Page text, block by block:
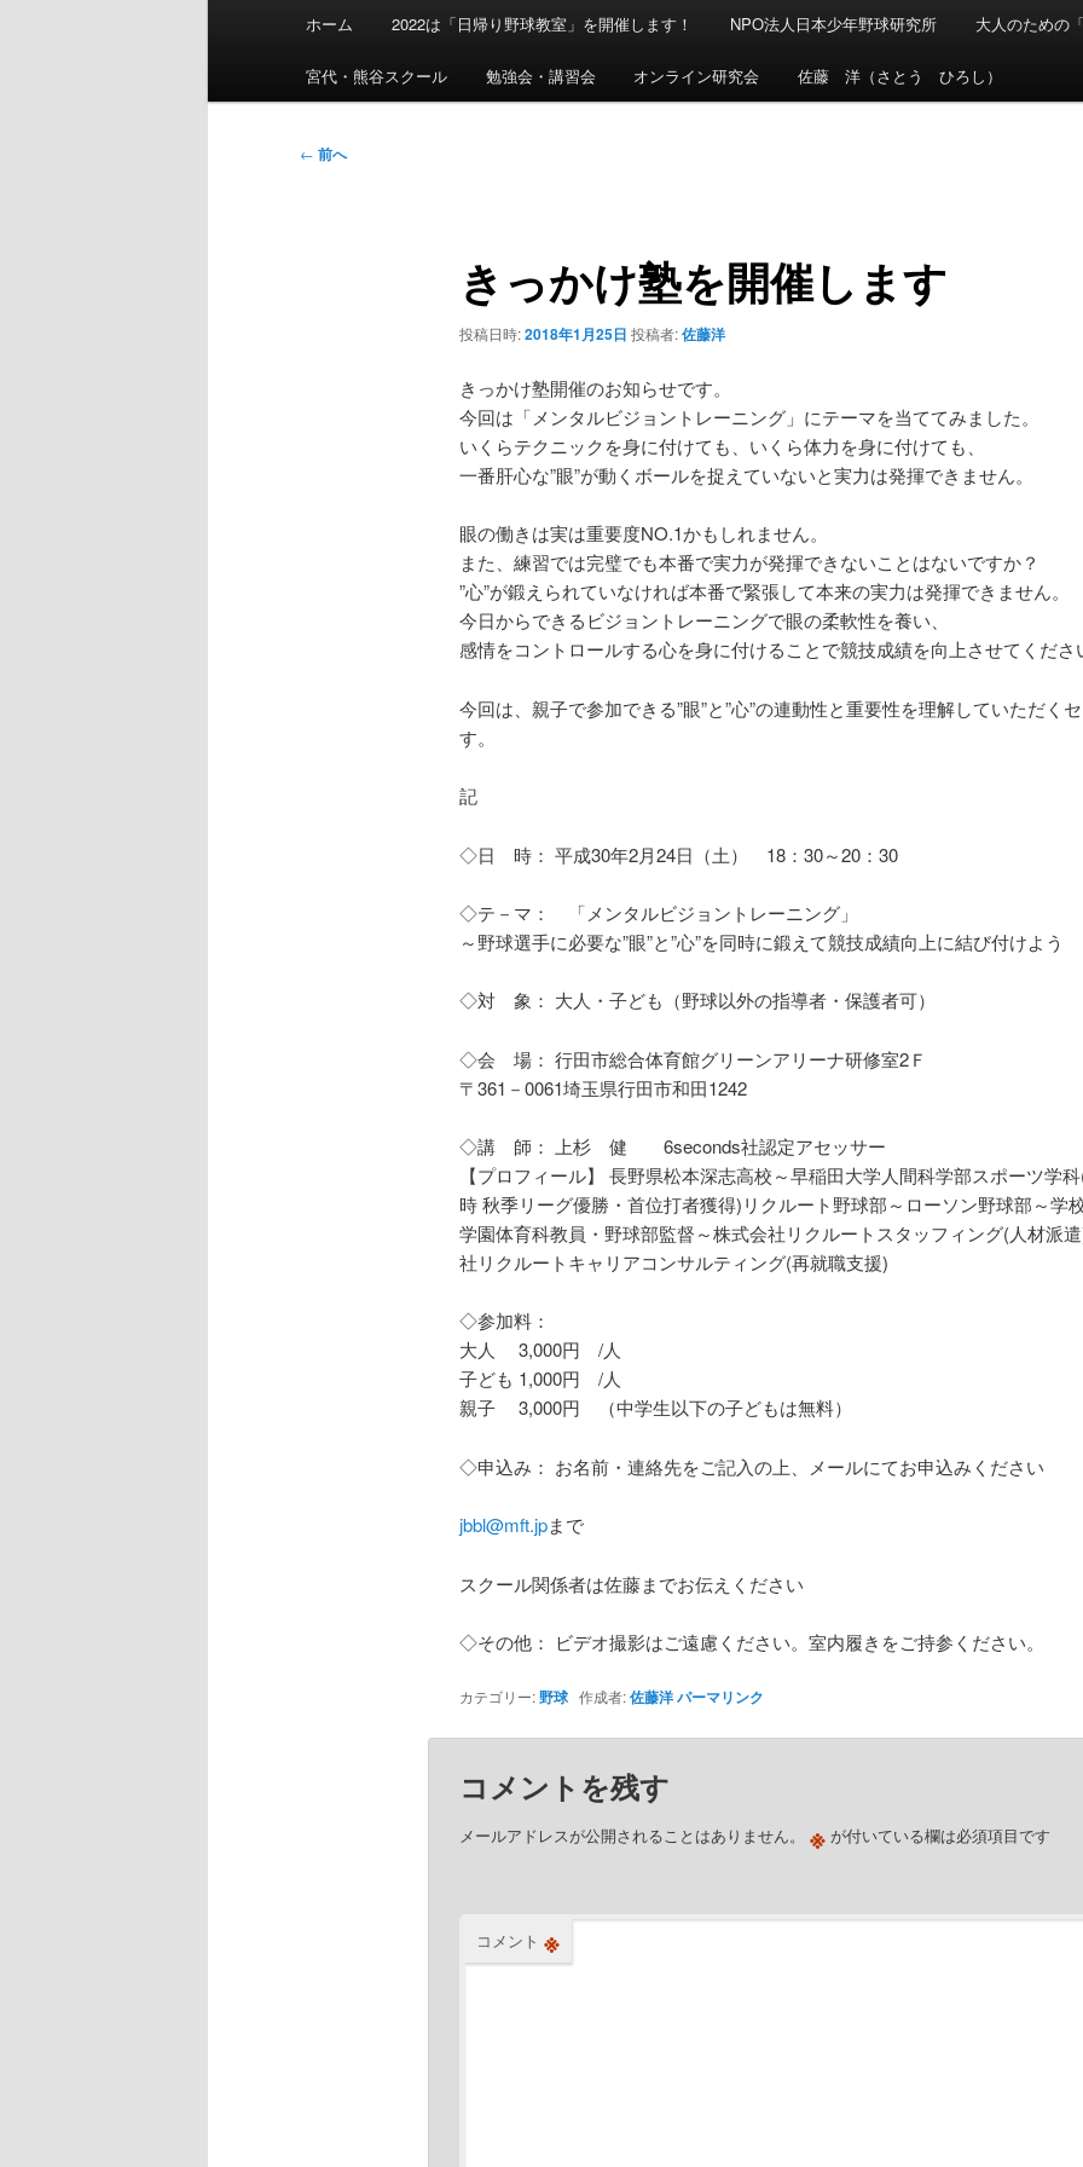
メ
ホーム 2022は「日帰り野球教室」を開催します！ NPO法人日本少年野球研究所 大人のための
宮代・熊谷スクール 勉強会・講習会 オンライン研究会 佐藤 洋（さとう ひろし）
投
← 前へ
きっかけ塾を開催します
投稿日時:2018年1月25日 投稿者:佐藤洋
きっかけ塾開催のお知らせです。
今回は「メンタルビジョントレーニング」にテーマを当ててみました。
いくらテクニックを身に付けても、いくら体力を身に付けても、
一番肝心な”眼”が動くボールを捉えていないと実力は発揮できません。
眼の働きは実は重要度NO.1かもしれません。
また、練習では完璧でも本番で実力が発揮できないことはないですか？
”心”が鍛えられていなければ本番で緊張して本来の実力は発揮できません。
今日からできるビジョントレーニングで眼の柔軟性を養い、
感情をコントロールする心を身に付けることで競技成績を向上させてくださ
今回は、親子で参加できる”眼”と”心”の連動性と重要性を理解していただく
す。
記
◇日 時： 平成30年2月24日（土） 18：30～20：30
◇テ－マ： 「メンタルビジョントレーニング」
～野球選手に必要な”眼”と”心”を同時に鍛えて競技成績向上に結び付けよう
◇対 象： 大人・子ども（野球以外の指導者・保護者可）
◇会 場： 行田市総合体育館グリーンアリーナ研修室2Ｆ
〒361－0061埼玉県行田市和田1242
◇講 師： 上杉 健 6seconds社認定アセッサー
【プロフィール】 長野県松本深志高校～早稲田大学人間科学部スポーツ学
時 秋季リーグ優勝・首位打者獲得)リクルート野球部～ローソン野球部～学
学園体育科教員・野球部監督～株式会社リクルートスタッフィング(人材派
社リクルートキャリアコンサルティング(再就職支援)
◇参加料：
大人 3,000円 /人
子ども 1,000円 /人
親子 3,000円 （中学生以下の子どもは無料）
◇申込み： お名前・連絡先をご記入の上、メールにてお申込みください
jbbl@mft.jpまで
スクール関係者は佐藤までお伝えください
◇その他： ビデオ撮影はご遠慮ください。室内履きをご持参ください。
カテゴリー:野球作成者:佐藤洋パーマリンク
コメントを残す
メールアドレスが公開されることはありません。 ※が付いている欄は必須項目です
コメント ※